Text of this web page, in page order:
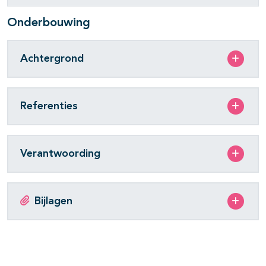
Onderbouwing
Achtergrond
Referenties
Verantwoording
Bijlagen